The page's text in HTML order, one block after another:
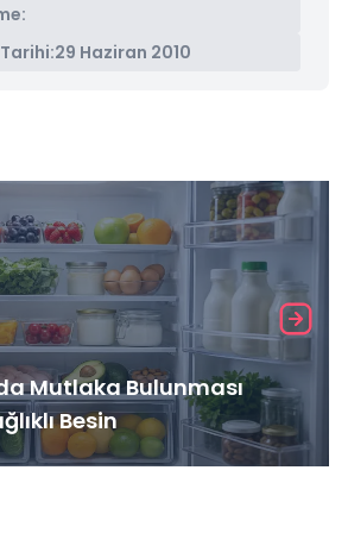
29 Haziran 2010
Mutlaka Bulunması
Besin